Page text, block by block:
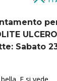
Sabato